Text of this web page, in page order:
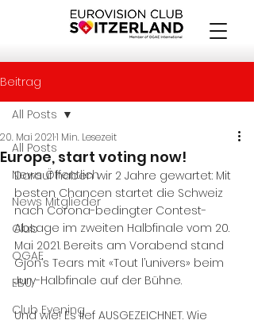
Beitrag
All Posts
News Öffentlich
News Mitglieder
Club
OGAE
EBU
Club Evening
All Posts
Europe, start voting now!
20. Mai 20211 Min. Lesezeit
Darauf haben wir 2 Jahre gewartet: Mit
besten Chancen startet die Schweiz
nach Corona-bedingter Contest-
Absage im zweiten Halbfinale vom 20.
Mai 2021. Bereits am Vorabend stand
Gjon’s Tears mit «Tout l’univers» beim
Jury-Halbfinale auf der Bühne.
Und wie! Es lief AUSGEZEICHNET. Wie